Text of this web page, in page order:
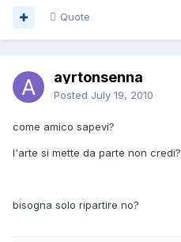
Quote
ayrtonsenna
Posted July 19, 2010
come amico sapevi?
l'arte si mette da parte non credi?
bisogna solo ripartire no?